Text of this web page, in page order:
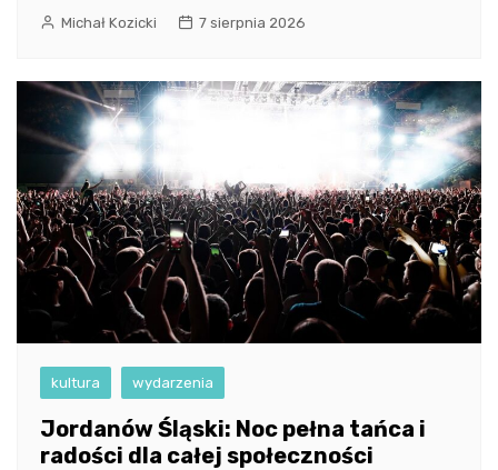
Michał Kozicki 7 sierpnia 2026
kultura wydarzenia
Jordanów Śląski: Noc pełna tańca i
radości dla całej społeczności